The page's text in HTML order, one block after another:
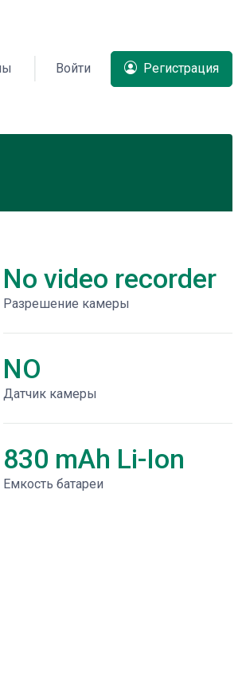
Войти Регистрация
No video recorder
Разрешение камеры
NO
Датчик камеры
830 mAh Li-Ion
Емкость батареи